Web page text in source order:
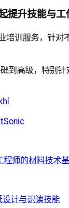
提升技能与工
培训服务，针对
到高级，特别
程师的材料技术
计与识读技能